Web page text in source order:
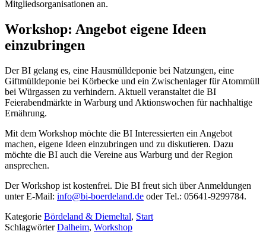
Mitgliedsorganisationen an.
Workshop: Angebot eigene Ideen
einzubringen
Der BI gelang es, eine Hausmülldeponie bei Natzungen, eine
Giftmülldeponie bei Körbecke und ein Zwischenlager für Atommüll
bei Würgassen zu verhindern. Aktuell veranstaltet die BI
Feierabendmärkte in Warburg und Aktionswochen für nachhaltige
Ernährung.
Mit dem Workshop möchte die BI Interessierten ein Angebot
machen, eigene Ideen einzubringen und zu diskutieren. Dazu
möchte die BI auch die Vereine aus Warburg und der Region
ansprechen.
Der Workshop ist kostenfrei. Die BI freut sich über Anmeldungen
unter E-Mail: info@bi-boerdeland.de oder Tel.: 05641-9299784.
Kategorie Bördeland & Diemeltal, Start
SchlagwörterDalheim, Workshop